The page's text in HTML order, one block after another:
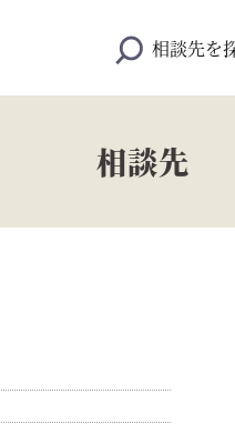
相談先を
相談先